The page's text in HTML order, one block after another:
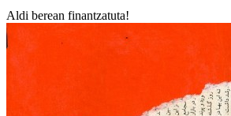
Aldi berean finantzatuta!